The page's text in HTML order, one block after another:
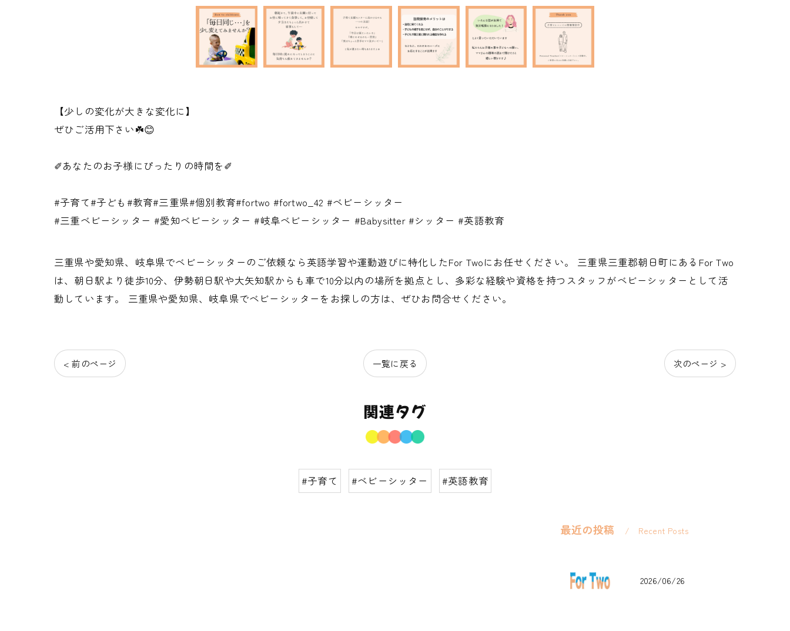
【少しの変化が大きな変化に】
ぜひご活用下さい☘️😊
✐あなたのお子様にぴったりの時間を✐
#子育て#子ども#教育#三重県#個別教育#fortwo #fortwo_42 #ベビーシッター
#三重ベビーシッター #愛知ベビーシッター #岐阜ベビーシッター #Babysitter #シッター #英語教育
三重県や愛知県、岐阜県でベビーシッターのご依頼なら英語学習や運動遊びに特化したFor Twoにお任せください。 三重県三重郡朝日町にあるFor Two
は、朝日駅より徒歩10分、伊勢朝日駅や大矢知駅からも車で10分以内の場所を拠点とし、多彩な経験や資格を持つスタッフがベビーシッターとして活
動しています。 三重県や愛知県、岐阜県でベビーシッターをお探しの方は、ぜひお問合せください。
< 前のページ 一覧に戻る 次のページ >
関連タグ
#子育て #ベビーシッター #英語教育
最近の投稿 Recent Posts
2026/06/26